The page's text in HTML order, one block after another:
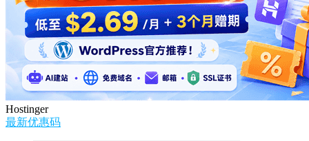
Hostinger
最新优惠码